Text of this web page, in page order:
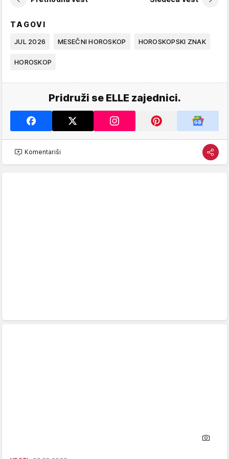
TAGOVI
JUL 2026 MESEČNI HOROSKOP HOROSKOPSKI ZNAK
HOROSKOP
Pridruži se ELLE zajednici.
Komentariši